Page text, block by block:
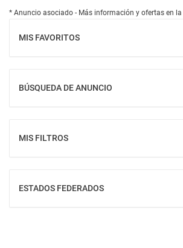
* Anuncio asociado - Más información y ofertas en
MIS FAVORITOS
MOSTRAR
BÚSQUEDA DE ANUNCIO
MOSTRAR
MIS FILTROS
MOSTRAR
ESTADOS FEDERADOS
MOSTRAR